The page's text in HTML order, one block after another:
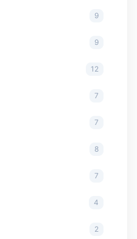
9
9
12
7
7
8
7
4
2